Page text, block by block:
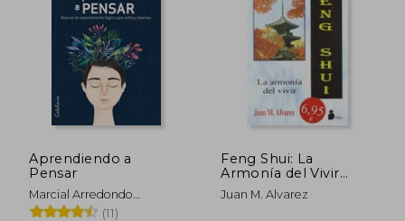
dcto.
5%
dcto.
Aprendiendo a
Pensar
Marcial Arredondo
Guevara
(11)
Feng Shui: La
Armonía del Vivir
(Campaña 6,95)
Juan M. Alvarez